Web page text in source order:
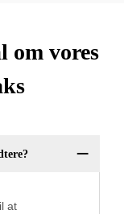
om vores
at